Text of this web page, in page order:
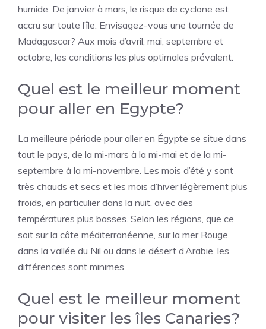
humide. De janvier à mars, le risque de cyclone est
accru sur toute l’île. Envisagez-vous une tournée de
Madagascar? Aux mois d’avril, mai, septembre et
octobre, les conditions les plus optimales prévalent.
Quel est le meilleur moment
pour aller en Egypte?
La meilleure période pour aller en Égypte se situe dans
tout le pays, de la mi-mars à la mi-mai et de la mi-
septembre à la mi-novembre. Les mois d’été y sont
très chauds et secs et les mois d’hiver légèrement plus
froids, en particulier dans la nuit, avec des
températures plus basses. Selon les régions, que ce
soit sur la côte méditerranéenne, sur la mer Rouge,
dans la vallée du Nil ou dans le désert d’Arabie, les
différences sont minimes.
Quel est le meilleur moment
pour visiter les îles Canaries?